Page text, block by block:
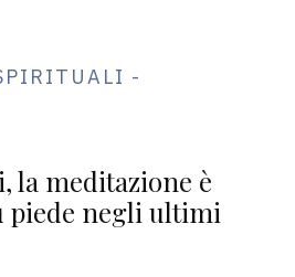
-
la meditazione è
piede negli ultimi